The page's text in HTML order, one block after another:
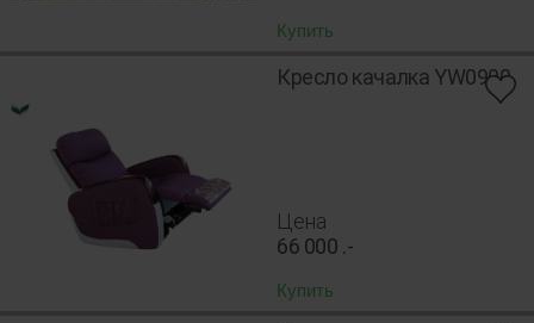
Купить
Кресло качалка YW0900
Цена
66 000 .-
Купить